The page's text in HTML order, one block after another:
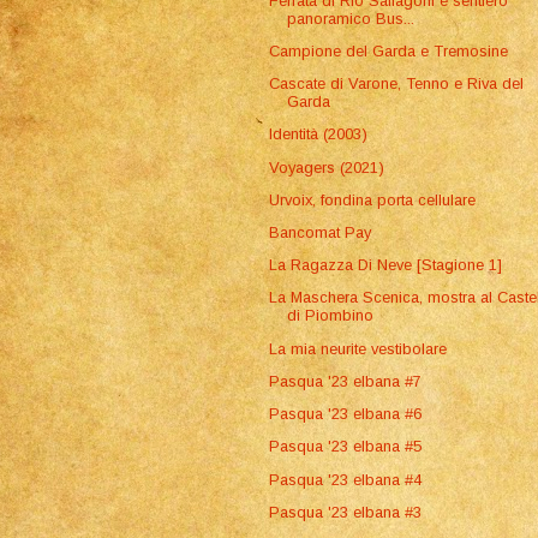
panoramico Bus...
Campione del Garda e Tremosine
Cascate di Varone, Tenno e Riva del
Garda
Identità (2003)
Voyagers (2021)
Urvoix, fondina porta cellulare
Bancomat Pay
La Ragazza Di Neve [Stagione 1]
La Maschera Scenica, mostra al
di Piombino
La mia neurite vestibolare
Pasqua '23 elbana #7
Pasqua '23 elbana #6
Pasqua '23 elbana #5
Pasqua '23 elbana #4
Pasqua '23 elbana #3